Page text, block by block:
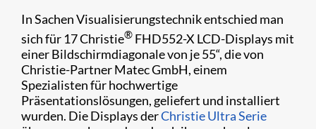
In Sachen Visualisierungstechnik entschied man
sich für 17 Christie® FHD552-X LCD-Displays mit
einer Bildschirmdiagonale von je 55“, die von
Christie-Partner Matec GmbH, einem
Spezialisten für hochwertige
Präsentationslösungen, geliefert und installiert
wurden. Die Displays derChristie Ultra Serie